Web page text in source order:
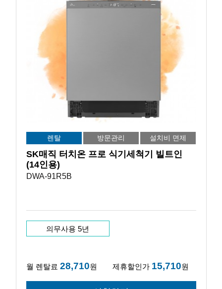
렌탈 방문관리 설치비 면제
SK매직 터치온 프로 식기세척기 빌트인
(14인용)
DWA-91R5B
의무사용 5년
월 렌탈료 28,710원 제휴할인가 15,710원